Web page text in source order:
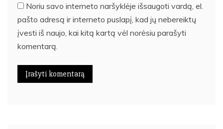
Noriu savo interneto naršyklėje išsaugoti vardą, el.
pašto adresą ir interneto puslapį, kad jų nebereiktų
įvesti iš naujo, kai kitą kartą vėl norėsiu parašyti
komentarą.